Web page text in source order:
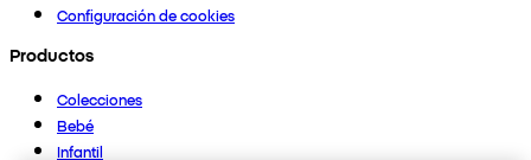
Configuración de cookies
Productos
Colecciones
Bebé
Infantil